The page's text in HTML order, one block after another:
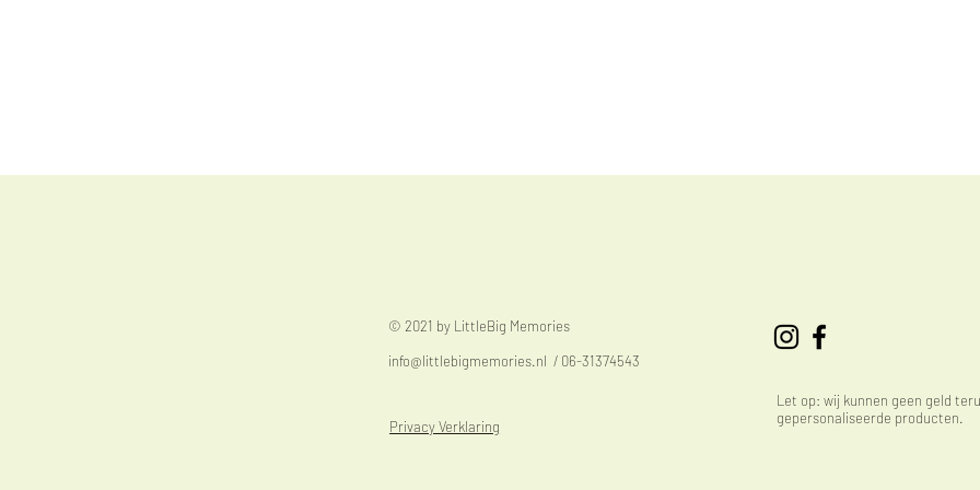
Let op: wij kunnen geen geld
gepersonaliseerde producten.
© 2021 by LittleBig Memories
info@littlebigmemories.nl / 06-31374543
Privacy Verklaring